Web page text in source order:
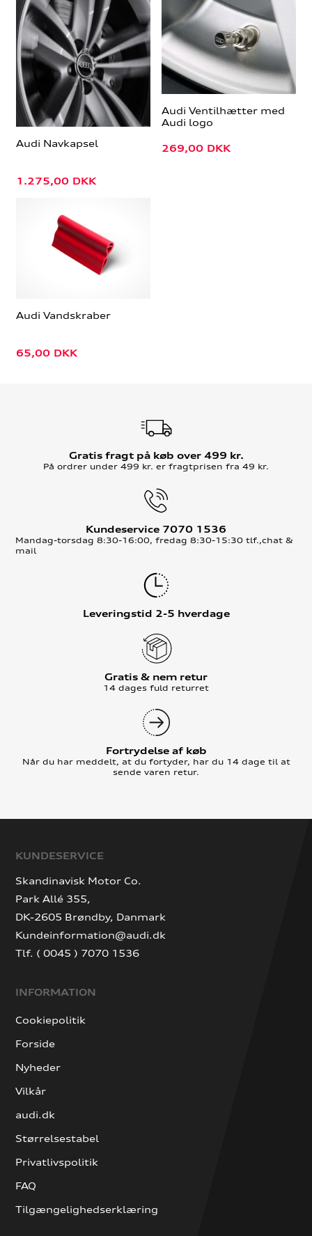
Audi Navkapsel
1.275,00 DKK
Audi Ventilhætter med
Audi logo
269,00 DKK
Audi Vandskraber
65,00 DKK
Gratis fragt på køb over 499 kr.
På ordrer under 499 kr. er fragtprisen fra 49 kr.
Kundeservice 7070 1536
Mandag-torsdag 8:30-16:00, fredag 8:30-15:30 tlf.,chat &
mail
Leveringstid 2-5 hverdage
Gratis & nem retur
14 dages fuld returret
Fortrydelse af køb
Når du har meddelt, at du fortyder, har du 14 dage til at
sende varen retur.
KUNDESERVICE
Skandinavisk Motor Co.
Park Allé 355,
DK-2605 Brøndby, Danmark
Kundeinformation@audi.dk
Tlf. ( 0045 ) 7070 1536
INFORMATION
Cookiepolitik
Forside
Nyheder
Vilkår
audi.dk
Størrelsestabel
Privatlivspolitik
FAQ
Tilgængelighedserklæring